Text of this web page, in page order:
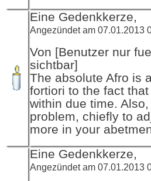
Eine Gedenkkerze,
Angezündet am 07.01.2013
Von [Benutzer nur
sichtbar]
The absolute Afro is
fortiori to the fact
within due time.
problem, chiefly to
more in your
Eine Gedenkkerze,
Angezündet am 07.01.2013